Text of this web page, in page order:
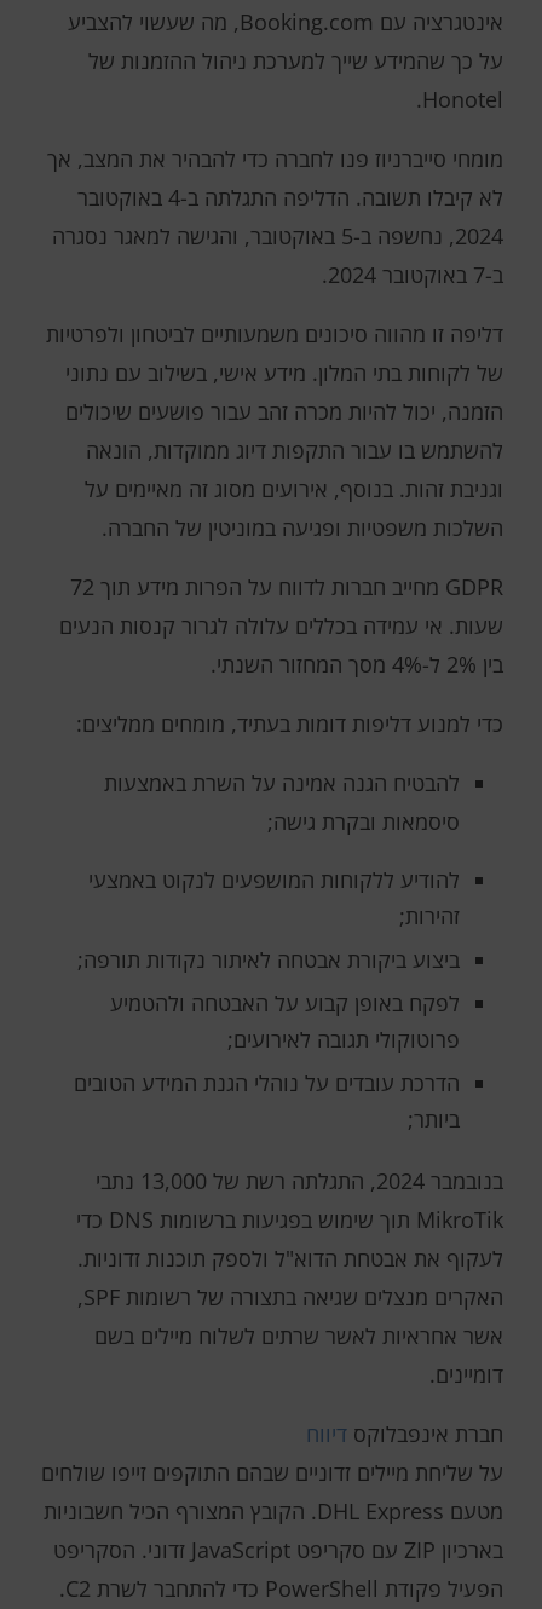
אינטגרציה עם Booking.com, מה שעשוי להצביע
על כך שהמידע שייך למערכת ניהול ההזמנות של
Honotel.
מומחי סייברניוז פנו לחברה כדי להבהיר את המצב, אך
לא קיבלו תשובה. הדליפה התגלתה ב-4 באוקטובר
2024, נחשפה ב-5 באוקטובר, והגישה למאגר נסגרה
ב-7 באוקטובר 2024.
דליפה זו מהווה סיכונים משמעותיים לביטחון ולפרטיות
של לקוחות בתי המלון. מידע אישי, בשילוב עם נתוני
הזמנה, יכול להיות מכרה זהב עבור פושעים שיכולים
להשתמש בו עבור התקפות דיוג ממוקדות, הונאה
וגניבת זהות. בנוסף, אירועים מסוג זה מאיימים על
השלכות משפטיות ופגיעה במוניטין של החברה.
GDPR מחייב חברות לדווח על הפרות מידע תוך 72
שעות. אי עמידה בכללים עלולה לגרור קנסות הנעים
בין 2% ל-4% מסך המחזור השנתי.
כדי למנוע דליפות דומות בעתיד, מומחים ממליצים:
להבטיח הגנה אמינה על השרת באמצעות
סיסמאות ובקרת גישה;
להודיע ​​ללקוחות המושפעים לנקוט באמצעי
זהירות;
ביצוע ביקורת אבטחה לאיתור נקודות תורפה;
לפקח באופן קבוע על האבטחה ולהטמיע
פרוטוקולי תגובה לאירועים;
הדרכת עובדים על נוהלי הגנת המידע הטובים
ביותר;
בנובמבר 2024, התגלתה רשת של 13,000 נתבי
MikroTik תוך שימוש בפגיעות ברשומות DNS כדי
לעקוף את אבטחת הדוא"ל ולספק תוכנות זדוניות.
האקרים מנצלים שגיאה בתצורה של רשומות SPF,
אשר אחראיות לאשר שרתים לשלוח מיילים בשם
דומיינים.
חברת אינפבלוקסדיווח
על שליחת מיילים זדוניים שבהם התוקפים זייפו שולחים
מטעם DHL Express. הקובץ המצורף הכיל חשבוניות
בארכיון ZIP עם סקריפט JavaScript זדוני. הסקריפט
הפעיל פקודת PowerShell כדי להתחבר לשרת C2.